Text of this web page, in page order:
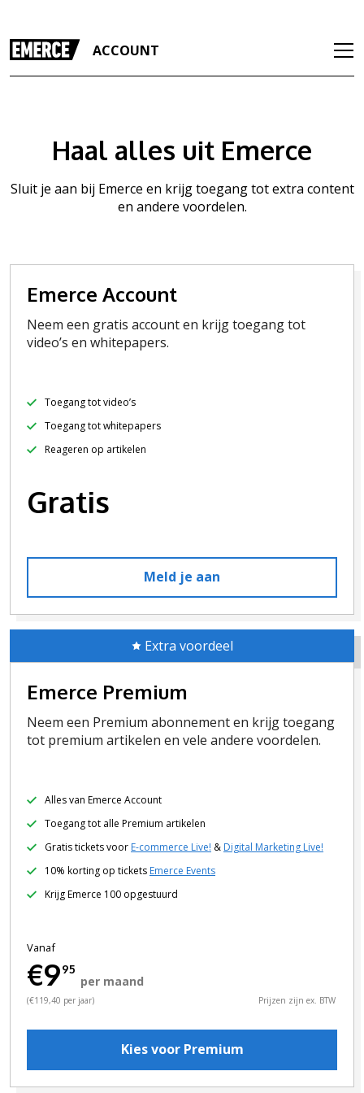
ACCOUNT
Haal alles uit Emerce
Sluit je aan bij Emerce en krijg toegang tot extra content
en andere voordelen.
Emerce Account
Neem een gratis account en krijg toegang tot
video’s en whitepapers.
Toegang tot video’s
Toegang tot whitepapers
Reageren op artikelen
Gratis
Meld je aan
Extra voordeel
Emerce Premium
Neem een Premium abonnement en krijg toegang
tot premium artikelen en vele andere voordelen.
Alles van Emerce Account
Toegang tot alle Premium artikelen
Gratis tickets voor E-commerce Live! & Digital Marketing Live!
10% korting op tickets Emerce Events
Krijg Emerce 100 opgestuurd
Vanaf
€995
per maand
(€119,40 per jaar) Prijzen zijn ex. BTW
Kies voor Premium